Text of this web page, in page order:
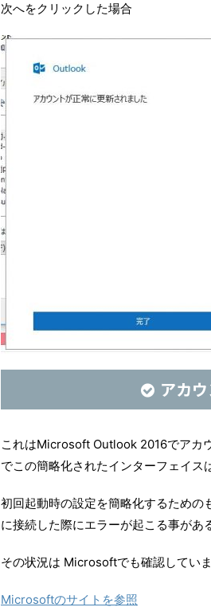
次へをクリックした場合
アカ
これはMicrosoft Outlook 2016でアカ
でこの簡略化されたインターフェイス
初回起動時の設定を簡略化するため
に接続した際にエラーが起こる事があ
その状況は Microsoftでも確認していま
Microsoftのサイトを参照